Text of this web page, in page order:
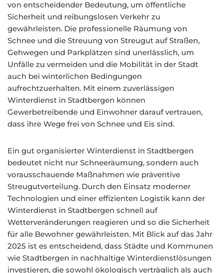
von entscheidender Bedeutung, um öffentliche
Sicherheit und reibungslosen Verkehr zu
gewährleisten. Die professionelle Räumung von
Schnee und die Streuung von Streugut auf Straßen,
Gehwegen und Parkplätzen sind unerlässlich, um
Unfälle zu vermeiden und die Mobilität in der Stadt
auch bei winterlichen Bedingungen
aufrechtzuerhalten. Mit einem zuverlässigen
Winterdienst in Stadtbergen können
Gewerbetreibende und Einwohner darauf vertrauen,
dass ihre Wege frei von Schnee und Eis sind.
Ein gut organisierter Winterdienst in Stadtbergen
bedeutet nicht nur Schneeräumung, sondern auch
vorausschauende Maßnahmen wie präventive
Streugutverteilung. Durch den Einsatz moderner
Technologien und einer effizienten Logistik kann der
Winterdienst in Stadtbergen schnell auf
Wetterveränderungen reagieren und so die Sicherheit
für alle Bewohner gewährleisten. Mit Blick auf das Jahr
2025 ist es entscheidend, dass Städte und Kommunen
wie Stadtbergen in nachhaltige Winterdienstlösungen
investieren, die sowohl ökologisch verträglich als auch